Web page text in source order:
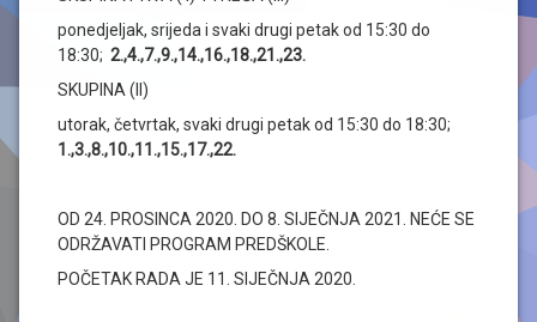
ponedjeljak, srijeda i svaki drugi petak od 15:30 do
18:30; 2.,4.,7.,9.,14.,16.,18.,21.,23.
SKUPINA (II)
utorak, četvrtak, svaki drugi petak od 15:30 do 18:30;
1.,3.,8.,10.,11.,15.,17.,22.
OD 24. PROSINCA 2020. DO 8. SIJEČNJA 2021. NEĆE SE
ODRŽAVATI PROGRAM PREDŠKOLE.
POČETAK RADA JE 11. SIJEČNJA 2020.